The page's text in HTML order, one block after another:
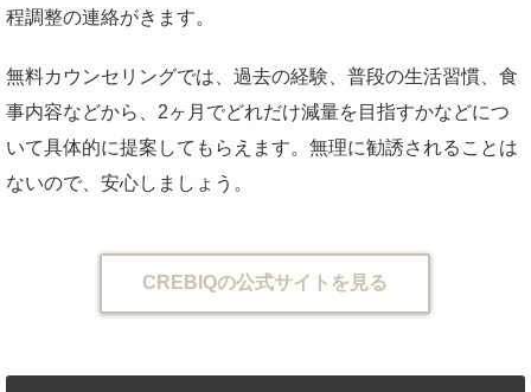
程調整の連絡がきます。
無料カウンセリングでは、過去の経験、普段の生活習慣、食
事内容などから、2ヶ月でどれだけ減量を目指すかなどにつ
いて具体的に提案してもらえます。無理に勧誘されることは
ないので、安心しましょう。
CREBIQの公式サイトを見る